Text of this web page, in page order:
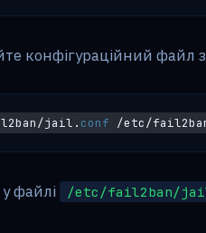
конфігураційний файл
jail. conf /etc/
файлі /etc/fail2ban/